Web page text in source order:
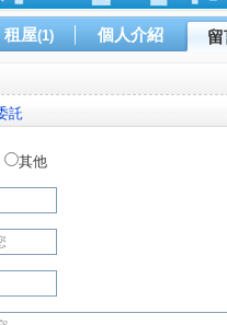
租屋(1) 個人介紹
託
其他